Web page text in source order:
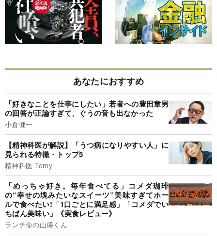
あなたにおすすめ
「好きなことを仕事にしたい」若者への豊田章男
の回答が正論すぎて、ぐうの音も出なかった
小倉健一
【精神科医が解説】「うつ病になりやすい人」に
見られる特徴・トップ5
精神科医 Tomy
「めっちゃ好き。毎年食べてる」コメダ珈琲
の“幸せの塊みたいなスイーツ”美味すぎてホー
ルで食べたい!「1口ごとに満足感」「コメダでい
ちばん美味い」《実食レビュー》
ランチ命の山盛くん